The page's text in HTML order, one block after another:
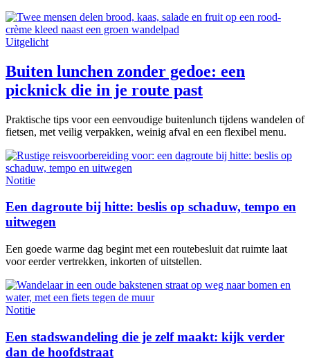
Uitgelicht
Buiten lunchen zonder gedoe: een
picknick die in je route past
Praktische tips voor een eenvoudige buitenlunch tijdens wandelen of
fietsen, met veilig verpakken, weinig afval en een flexibel menu.
Notitie
Een dagroute bij hitte: beslis op schaduw, tempo en
uitwegen
Een goede warme dag begint met een routebesluit dat ruimte laat
voor eerder vertrekken, inkorten of uitstellen.
Notitie
Een stadswandeling die je zelf maakt: kijk verder
dan de hoofdstraat